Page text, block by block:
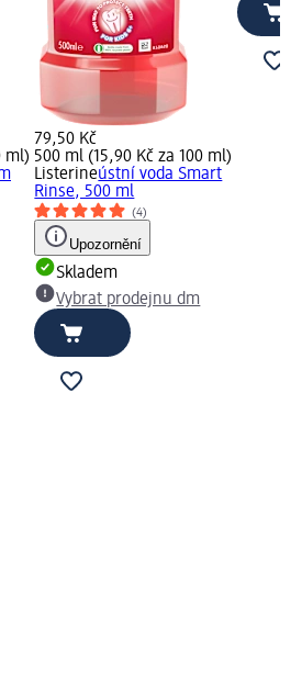
ml)
79,50 Kč
500 ml (15,90 Kč za 100 ml)
Listerineústní voda Smart
Rinse, 500 ml
(4)
Upozornění
Skladem
Vybrat prodejnu dm